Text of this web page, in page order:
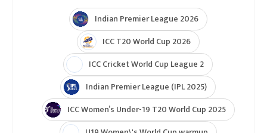
Indian Premier League 2026
ICC T20 World Cup 2026
ICC Cricket World Cup League 2
Indian Premier League (IPL 2025)
ICC Women’s Under-19 T20 World Cup 2025